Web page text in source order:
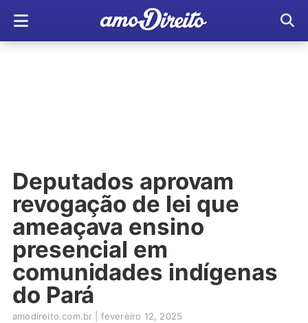
Deputados aprovam
revogação de lei que
ameaçava ensino
presencial em
comunidades indígenas
do Pará
amodireito.com.br fevereiro 12, 2025